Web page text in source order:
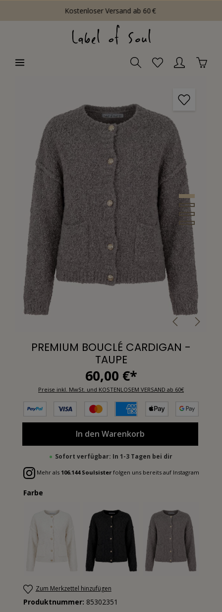
Kostenloser Versand ab 60 €
PREMIUM BOUCLÉ CARDIGAN -
TAUPE
60,00 €*
Preise inkl. MwSt. und KOSTENLOSEM VERSAND ab 60€
In den Warenkorb
Sofort verfügbar: In 1-3 Tagen bei dir
Mehr als 106.144 Soulsisterfolgen uns bereits auf Instagram
Farbe
Zum Merkzettel hinzufügen
Produktnummer: 85302351